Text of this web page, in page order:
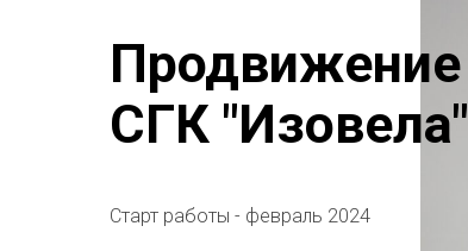
Продвижение
СГК "Изовела"
Старт работы - февраль 2024